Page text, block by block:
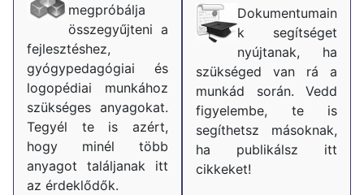
megpróbálja
összegyűjteni a
fejlesztéshez,
gyógypedagógiai és
logopédiai munkához
szükséges anyagokat.
Tegyél te is azért,
hogy minél több
anyagot találjanak itt
az érdeklődők.
Dokumentumain
k segítséget
nyújtanak, ha
szükséged van rá a
munkád során. Vedd
figyelembe, te is
segíthetsz másoknak,
ha publikálsz itt
cikkeket!